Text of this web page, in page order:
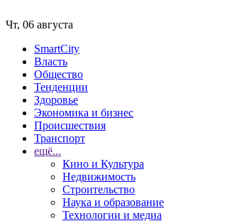
Чт, 06 августа
SmartCity
Власть
Общество
Тенденции
Здоровье
Экономика и бизнес
Происшествия
Транспорт
ещё...
Кино и Культура
Недвижимость
Строительство
Наука и образование
Технологии и медиа